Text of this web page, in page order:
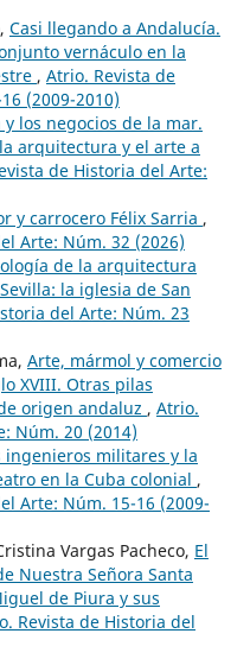
Casi llegando a Andalucía.
vernáculo en la
, Atrio. Revista de
(2009-2010)
y los negocios de la mar.
arquitectura y el arte a
de Historia del Arte:
y carrocero Félix Sarria ,
Arte: Núm. 32 (2026)
de la arquitectura
la iglesia de San
del Arte: Núm. 23
Arte, mármol y comercio
XVIII. Otras pilas
origen andaluz , Atrio.
Núm. 20 (2014)
ingenieros militares y la
en la Cuba colonial ,
Arte: Núm. 15-16 (2009-
Vargas Pacheco, El
Nuestra Señora Santa
de Piura y sus
Revista de Historia del